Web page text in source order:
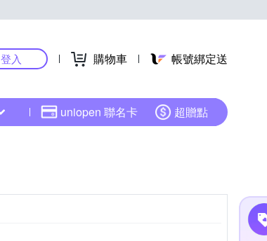
登入 購物車 帳號綁定送
uniopen 聯名卡 超贈點